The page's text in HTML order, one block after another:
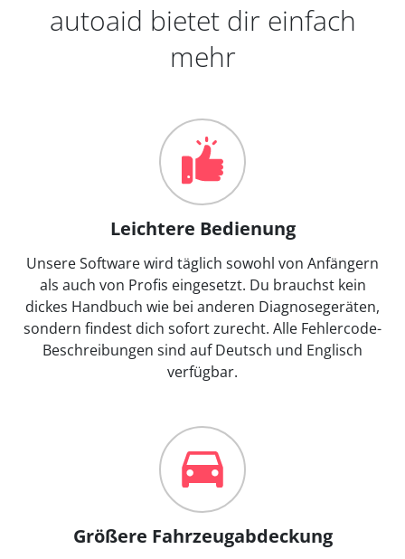
autoaid bietet dir einfach
mehr
Leichtere Bedienung
Unsere Software wird täglich sowohl von Anfängern
als auch von Profis eingesetzt. Du brauchst kein
dickes Handbuch wie bei anderen Diagnosegeräten,
sondern findest dich sofort zurecht. Alle Fehlercode-
Beschreibungen sind auf Deutsch und Englisch
verfügbar.
Größere Fahrzeugabdeckung